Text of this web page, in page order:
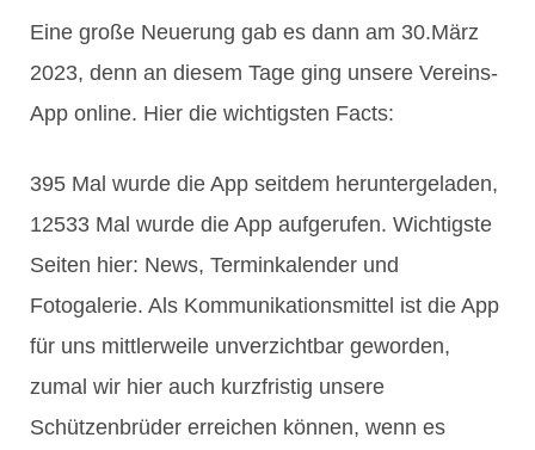
Eine große Neuerung gab es dann am 30.März
2023, denn an diesem Tage ging unsere Vereins-
App online. Hier die wichtigsten Facts:
395 Mal wurde die App seitdem heruntergeladen,
12533 Mal wurde die App aufgerufen. Wichtigste
Seiten hier: News, Terminkalender und
Fotogalerie. Als Kommunikationsmittel ist die App
für uns mittlerweile unverzichtbar geworden,
zumal wir hier auch kurzfristig unsere
Schützenbrüder erreichen können, wenn es